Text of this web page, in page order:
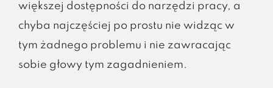
większej dostępności do narzędzi pracy, a
chyba najczęściej po prostu nie widząc w
tym żadnego problemu i nie zawracając
sobie głowy tym zagadnieniem.